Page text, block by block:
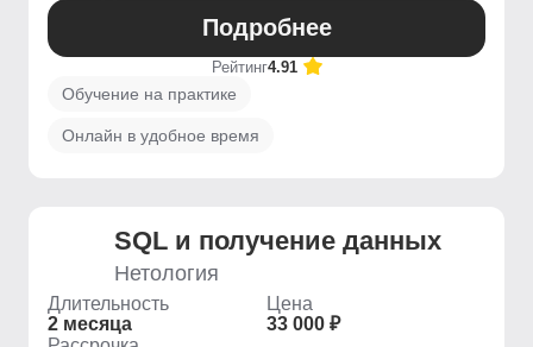
Подробнее
Рейтинг4.91
Обучение на практике
Онлайн в удобное время
SQL и получение данных
Нетология
Длительность
2 месяца
Цена
33 000 ₽